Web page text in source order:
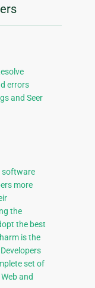
errors
and Seer
software
more
the
the best
is the
set of
and